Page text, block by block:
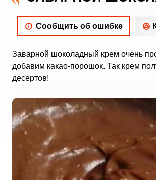
Сообщить об ошибке
Заварной шоколадный крем очень
добавим какао-порошок. Так крем
десертов!